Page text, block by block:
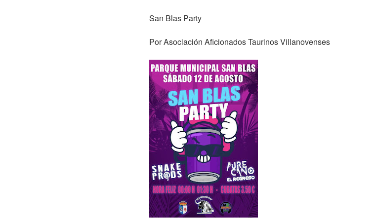
San Blas Party
Por Asociación Aficionados Taurinos Villanovenses